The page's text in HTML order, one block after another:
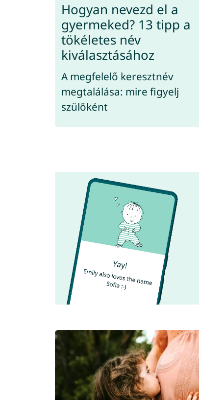
Hogyan nevezd el a
gyermeked? 13 tipp a
tökéletes név
kiválasztásához
A megfelelő keresztnév
megtalálása: mire figyelj
szülőként